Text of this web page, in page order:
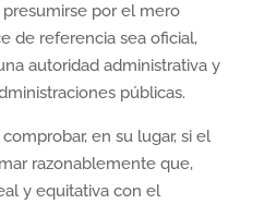
por el mero
de referencia sea oficial,
autoridad administrativa y
públicas.
en su lugar, si el
razonablemente que,
y equitativa con el